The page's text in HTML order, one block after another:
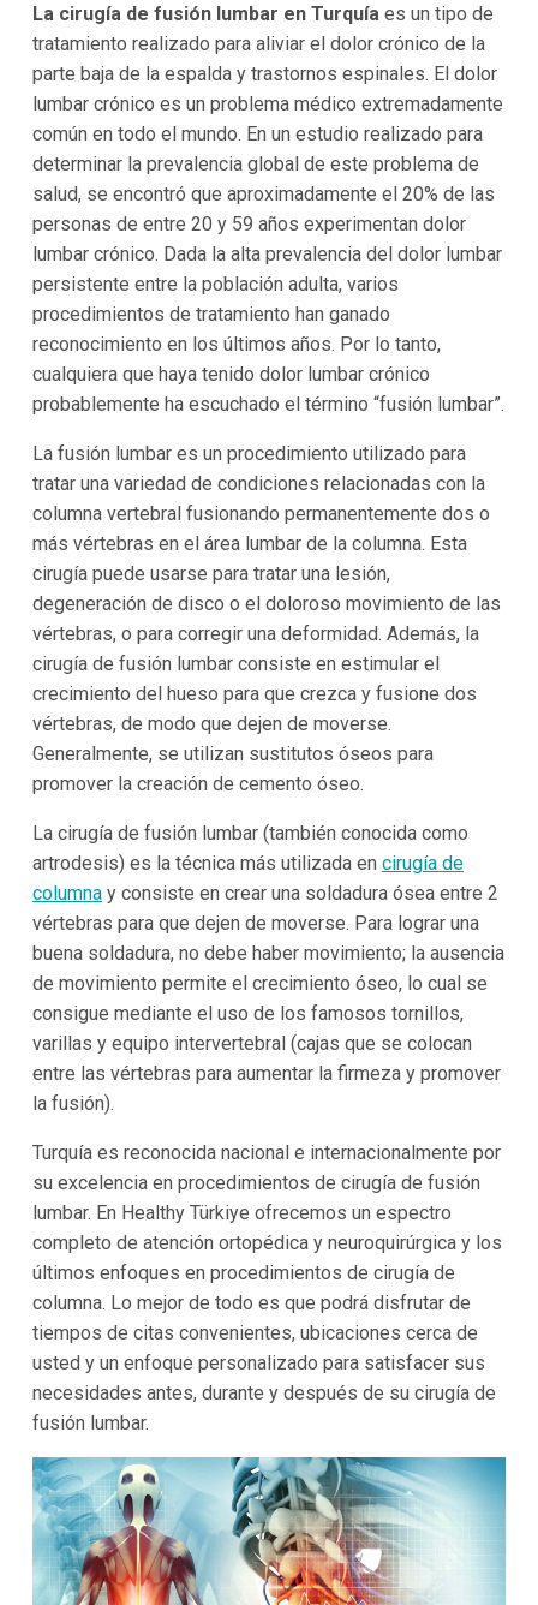
La cirugía de fusión lumbar en Turquía es un tipo de
tratamiento realizado para aliviar el dolor crónico de la
parte baja de la espalda y trastornos espinales. El dolor
lumbar crónico es un problema médico extremadamente
común en todo el mundo. En un estudio realizado para
determinar la prevalencia global de este problema de
salud, se encontró que aproximadamente el 20% de las
personas de entre 20 y 59 años experimentan dolor
lumbar crónico. Dada la alta prevalencia del dolor lumbar
persistente entre la población adulta, varios
procedimientos de tratamiento han ganado
reconocimiento en los últimos años. Por lo tanto,
cualquiera que haya tenido dolor lumbar crónico
probablemente ha escuchado el término “fusión lumbar”.
La fusión lumbar es un procedimiento utilizado para
tratar una variedad de condiciones relacionadas con la
columna vertebral fusionando permanentemente dos o
más vértebras en el área lumbar de la columna. Esta
cirugía puede usarse para tratar una lesión,
degeneración de disco o el doloroso movimiento de las
vértebras, o para corregir una deformidad. Además, la
cirugía de fusión lumbar consiste en estimular el
crecimiento del hueso para que crezca y fusione dos
vértebras, de modo que dejen de moverse.
Generalmente, se utilizan sustitutos óseos para
promover la creación de cemento óseo.
La cirugía de fusión lumbar (también conocida como
artrodesis) es la técnica más utilizada en cirugía de
columnay consiste en crear una soldadura ósea entre 2
vértebras para que dejen de moverse. Para lograr una
buena soldadura, no debe haber movimiento; la ausencia
de movimiento permite el crecimiento óseo, lo cual se
consigue mediante el uso de los famosos tornillos,
varillas y equipo intervertebral (cajas que se colocan
entre las vértebras para aumentar la firmeza y promover
la fusión).
Turquía es reconocida nacional e internacionalmente por
su excelencia en procedimientos de cirugía de fusión
lumbar. En Healthy Türkiye ofrecemos un espectro
completo de atención ortopédica y neuroquirúrgica y los
últimos enfoques en procedimientos de cirugía de
columna. Lo mejor de todo es que podrá disfrutar de
tiempos de citas convenientes, ubicaciones cerca de
usted y un enfoque personalizado para satisfacer sus
necesidades antes, durante y después de su cirugía de
fusión lumbar.